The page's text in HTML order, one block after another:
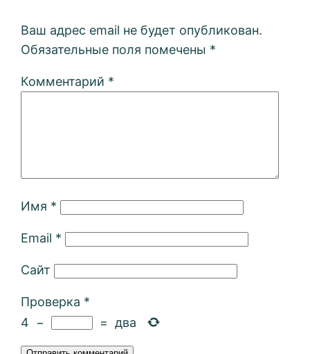
Ваш адрес email не будет опубликован.
Обязательные поля помечены *
Комментарий *
Имя *
Email *
Сайт
Проверка *
4 − = два